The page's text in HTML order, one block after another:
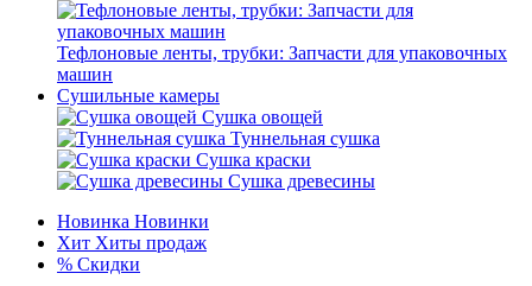
Тефлоновые ленты, трубки: Запчасти для упаковочных
машин
Сушильные камеры
Сушка овощей
Туннельная сушка
Сушка краски
Сушка древесины
Новинка Новинки
Хит Хиты продаж
% Скидки